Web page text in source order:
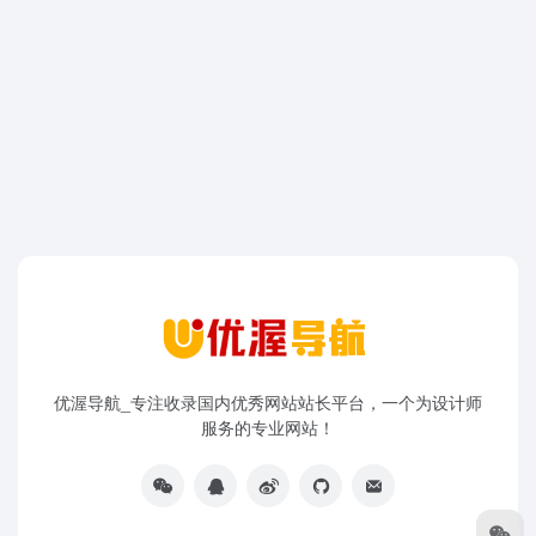
优渥导航_专注收录国内优秀网站站长平台，一个为设计师
服务的专业网站！